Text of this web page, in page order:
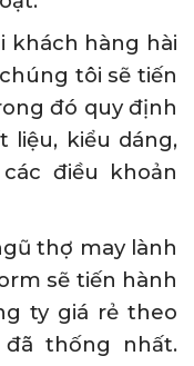
khách hàng hài
tôi sẽ tiến
đó quy định
liệu, kiểu dáng,
điều khoản
thợ may lành
sẽ tiến hành
ty giá rẻ theo
thống nhất.